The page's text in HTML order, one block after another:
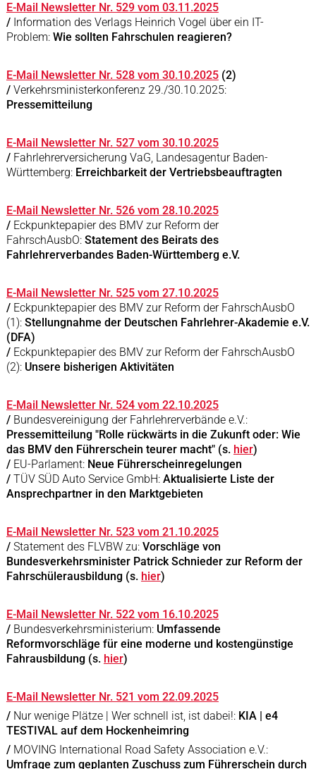
E-Mail Newsletter Nr. 529 vom 03.11.2025
/ Information des Verlags Heinrich Vogel über ein IT-
Problem:Wie sollten Fahrschulen reagieren?
E-Mail Newsletter Nr. 528 vom 30.10.2025(2)
/ Verkehrsministerkonferenz 29./30.10.2025:
Pressemitteilung
E-Mail Newsletter Nr. 527 vom 30.10.2025
/ Fahrlehrerversicherung VaG, Landesagentur Baden-
Württemberg: Erreichbarkeit der Vertriebsbeauftragten
E-Mail Newsletter Nr. 526 vom 28.10.2025
/ Eckpunktepapier des BMV zur Reform der
FahrschAusbO: Statement des Beirats des
Fahrlehrerverbandes Baden-Württemberg e.V.
E-Mail Newsletter Nr. 525 vom 27.10.2025
/ Eckpunktepapier des BMV zur Reform der FahrschAusbO
(1):Stellungnahme der Deutschen Fahrlehrer-Akademie e.V.
(DFA)
/ Eckpunktepapier des BMV zur Reform der FahrschAusbO
(2):Unsere bisherigen Aktivitäten
E-Mail Newsletter Nr. 524 vom 22.10.2025
/ Bundesvereinigung der Fahrlehrerverbände e.V.:
Pressemitteilung "Rolle rückwärts in die Zukunft oder: Wie
das BMV den Führerschein teurer macht" (s. hier)
/ EU-Parlament:Neue Führerscheinregelungen
/ TÜV SÜD Auto Service GmbH: Aktualisierte Liste der
Ansprechpartner in den Marktgebieten
E-Mail Newsletter Nr. 523 vom 21.10.2025
/ Statement des FLVBW zu: Vorschläge von
Bundesverkehrsminister Patrick Schnieder zur Reform der
Fahrschülerausbildung (s. hier)
E-Mail Newsletter Nr. 522 vom 16.10.2025
/Bundesverkehrsministerium:Umfassende
Reformvorschläge für eine moderne und kostengünstige
Fahrausbildung (s. hier)
E-Mail Newsletter Nr. 521 vom 22.09.2025
/Nur wenige Plätze | Wer schnell ist, ist dabei!: KIA | e4
TESTIVAL auf dem Hockenheimring
/MOVING International Road Safety Association e.V.:
Umfrage zum geplanten Zuschuss zum Führerschein durch